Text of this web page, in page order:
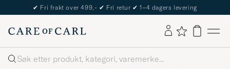
The Care of Carl Passport
Søk